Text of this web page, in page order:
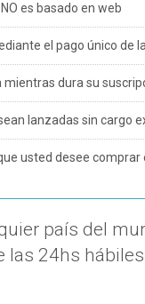
es basado en web
el pago único de
mientras dura su
lanzadas sin cargo
usted desee
país del
las 24hs